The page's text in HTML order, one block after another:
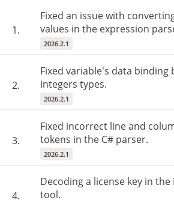
1.
Fixed an issue with
values in the expression
2026.2.1
2.
Fixed variable's data binding
integers types.
2026.2.1
3.
Fixed incorrect line and
tokens in the C# parser.
2026.2.1
4.
Decoding a license key in
tool.